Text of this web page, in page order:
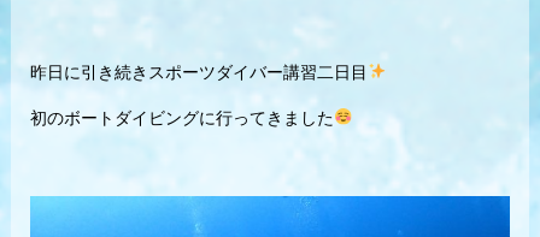
昨日に引き続きスポーツダイバー講習二日目
初のボートダイビングに行ってきました